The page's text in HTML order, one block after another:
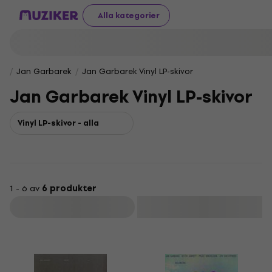
Alla kategorier
Jan Garbarek Jan Garbarek Vinyl LP-skivor
Jan Garbarek Vinyl LP-skivor
Vinyl LP-skivor - alla
1 - 6 av 6 produkter